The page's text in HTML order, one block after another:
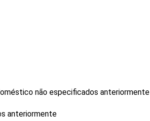
não especificados anteriormente
anteriormente